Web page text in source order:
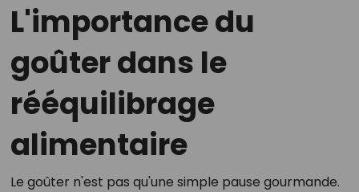
L'importance du
goûter dans le
rééquilibrage
alimentaire
Le goûter n'est pas qu'une simple pause gourmande.